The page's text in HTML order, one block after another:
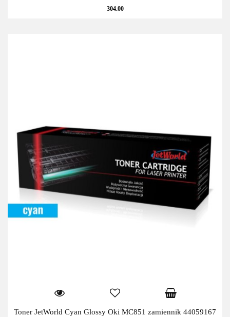
304.00
Toner JetWorld Cyan Glossy Oki MC851 zamiennik 44059167